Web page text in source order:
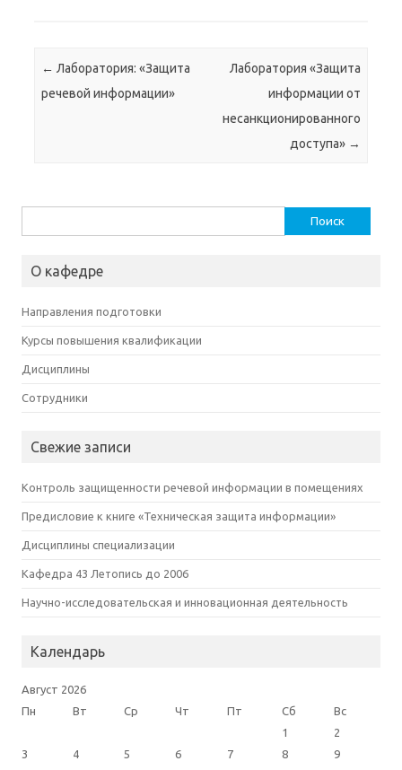
Post navigation
← Лаборатория: «Защита
речевой информации»
Лаборатория «Защита
информации от
несанкционированного
доступа» →
О кафедре
Направления подготовки
Курсы повышения квалификации
Дисциплины
Сотрудники
Свежие записи
Контроль защищенности речевой информации в помещениях
Предисловие к книге «Техническая защита информации»
Дисциплины специализации
Кафедра 43 Летопись до 2006
Научно-исследовательская и инновационная деятельность
Календарь
Август 2026
Пн
Вт Ср Чт Пт Сб
Вс
1
2
3
4 5 6 7 8
9